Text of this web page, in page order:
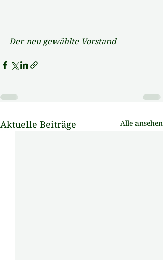
Der neu gewählte Vorstand
Aktuelle Beiträge Alle ansehen